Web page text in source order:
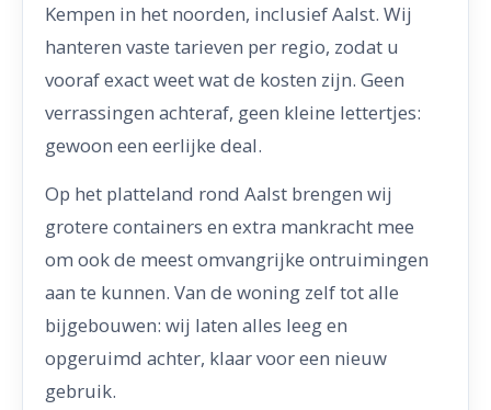
Kempen in het noorden, inclusief Aalst. Wij
hanteren vaste tarieven per regio, zodat u
vooraf exact weet wat de kosten zijn. Geen
verrassingen achteraf, geen kleine lettertjes:
gewoon een eerlijke deal.
Op het platteland rond Aalst brengen wij
grotere containers en extra mankracht mee
om ook de meest omvangrijke ontruimingen
aan te kunnen. Van de woning zelf tot alle
bijgebouwen: wij laten alles leeg en
opgeruimd achter, klaar voor een nieuw
gebruik.